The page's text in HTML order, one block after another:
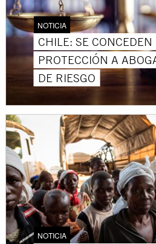
NOTICIA
CHILE: SE
PROTECCIÓN A
DE RIESGO
NOTICIA